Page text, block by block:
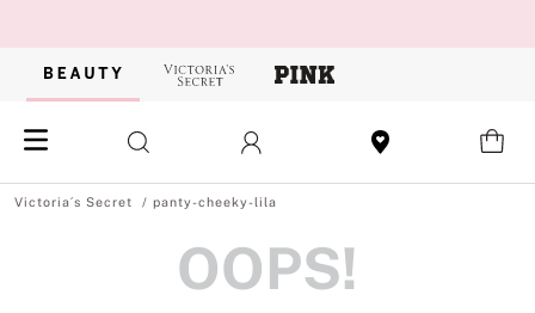
panty-cheeky-lila
OOPS!